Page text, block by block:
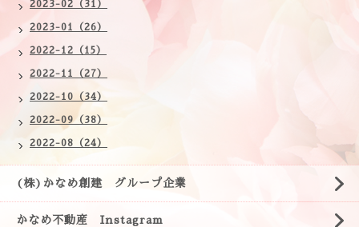
2023-02（31）
2023-01（26）
2022-12（15）
2022-11（27）
2022-10（34）
2022-09（38）
2022-08（24）
(株)かなめ創建 グループ企業
かなめ不動産 Instagram